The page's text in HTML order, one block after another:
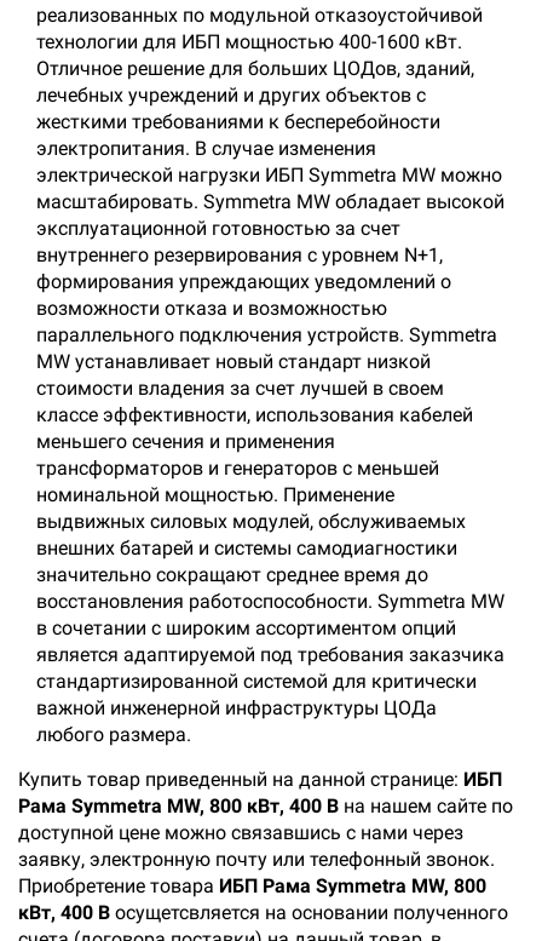
реализованных по модульной отказоустойчивой
технологии для ИБП мощностью 400-1600 кВт.
Отличное решение для больших ЦОДов, зданий,
лечебных учреждений и других объектов с
жесткими требованиями к бесперебойности
электропитания. В случае изменения
электрической нагрузки ИБП Symmetra MW можно
масштабировать. Symmetra MW обладает высокой
эксплуатационной готовностью за счет
внутреннего резервирования с уровнем N+1,
формирования упреждающих уведомлений о
возможности отказа и возможностью
параллельного подключения устройств. Symmetra
MW устанавливает новый стандарт низкой
стоимости владения за счет лучшей в своем
классе эффективности, использования кабелей
меньшего сечения и применения
трансформаторов и генераторов с меньшей
номинальной мощностью. Применение
выдвижных силовых модулей, обслуживаемых
внешних батарей и системы самодиагностики
значительно сокращают среднее время до
восстановления работоспособности. Symmetra MW
в сочетании с широким ассортиментом опций
является адаптируемой под требования заказчика
стандартизированной системой для критически
важной инженерной инфраструктуры ЦОДа
любого размера.
Купить товар приведенный на данной странице: ИБП
Рама Symmetra MW, 800 кВт, 400 В на нашем сайте по
доступной цене можно связавшись с нами через
заявку, электронную почту или телефонный звонок.
Приобретение товара ИБП Рама Symmetra MW, 800
кВт, 400 В осущетсвляется на основании полученного